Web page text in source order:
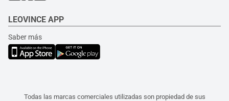
LEOVINCE APP
Saber más
Todas las marcas comerciales utilizadas son propiedad de sus